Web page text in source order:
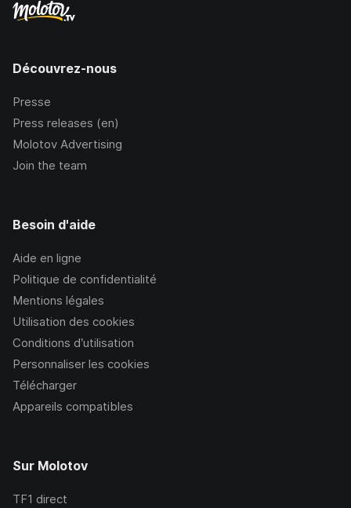
Découvrez-nous
Presse
Press releases (en)
Molotov Advertising
Join the team
Besoin d'aide
Aide en ligne
Politique de confidentialité
Mentions légales
Utilisation des cookies
Conditions d’utilisation
Personnaliser les cookies
Télécharger
Appareils compatibles
Sur Molotov
TF1 direct